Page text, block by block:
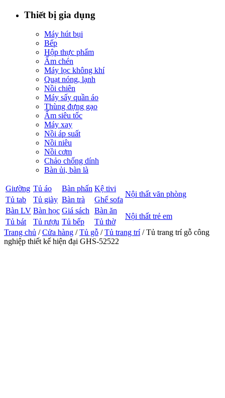
Thiết bị gia dụng
Máy hút bụi
Bếp
Hộp thực phẩm
Ấm chén
Máy lọc không khí
Quạt nóng, lạnh
Nồi chiên
Máy sấy quần áo
Thùng đựng gạo
Ấm siêu tốc
Máy xay
Nồi áp suất
Nồi niêu
Nồi cơm
Chảo chống dính
Bàn ủi, bàn là
Giường Tủ áo Bàn phấn Kệ tivi
Nội thất văn phòng
Tủ tab Tủ giày Bàn trà
Ghế sofa
Bàn LV Bàn học Giá sách Bàn ăn
Nội thất trẻ em
Tủ bát Tủ rượu Tủ bếp
Tủ thờ
Trang chủ /Cửa hàng /Tủ gỗ /Tủ trang trí/ Tủ trang trí gỗ công
nghiệp thiết kế hiện đại GHS-52522